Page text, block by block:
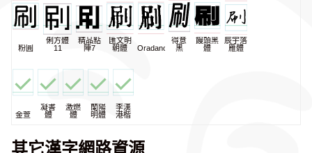
粉圓
俐方體
11
精品點
陣7
匯文明
朝體
Oradano
得意
黑
饅頭黑
體
辰宇落
雁體
金萱
凝書
體
激燃
體
蘭陽
明體
李漢
港楷
其它漢字網路資源